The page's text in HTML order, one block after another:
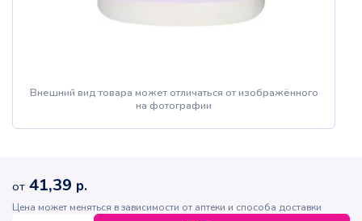
Внешний вид товара может отличаться от изображённого
на фотографии
от 41,39 р.
Цена может меняться в зависимости от аптеки и способа доставки